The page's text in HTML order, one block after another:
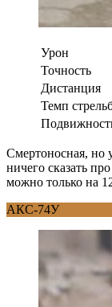
Урон
Точность
Дистанция
Темп
Смертоносная, но
ничего сказать
можно только на
АКС-74У